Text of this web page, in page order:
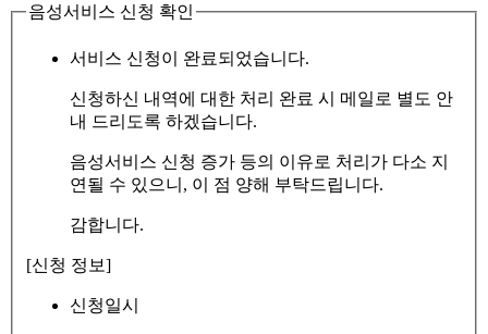
음성서비스 신청 확인
서비스 신청이 완료되었습니다.
신청하신 내역에 대한 처리 완료 시 메일로 별도 안
내 드리도록 하겠습니다.
음성서비스 신청 증가 등의 이유로 처리가 다소 지
연될 수 있으니, 이 점 양해 부탁드립니다.
감합니다.
[신청 정보]
신청일시